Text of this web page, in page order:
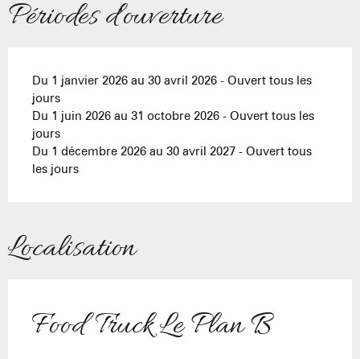
Périodes d'ouverture
Du 1 janvier 2026 au 30 avril 2026 - Ouvert tous les
jours
Du 1 juin 2026 au 31 octobre 2026 - Ouvert tous les
jours
Du 1 décembre 2026 au 30 avril 2027 - Ouvert tous
les jours
Localisation
Food Truck Le Plan B